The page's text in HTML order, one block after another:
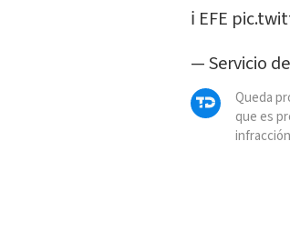
ℹ️ EFE
— Servicio
Queda
que es